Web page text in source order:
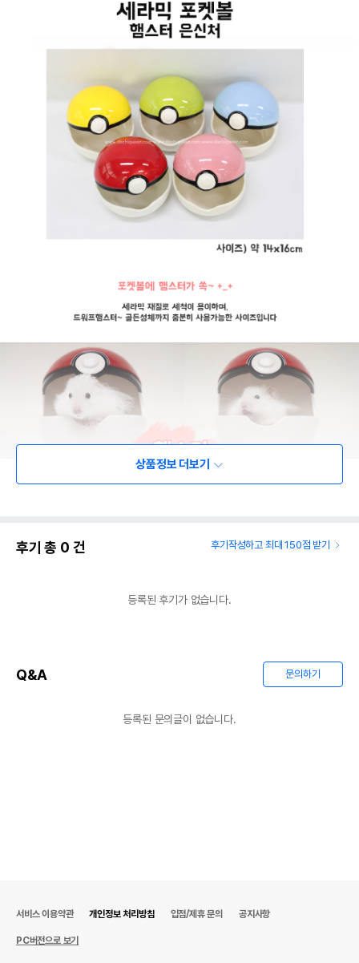
품명 및 모델명 세라믹 포켓볼 햄스터 은신처 - 분홍
상품정보 더보기
후기 총 0 건 후기작성하고 최대 150점 받기
등록된 후기가 없습니다.
Q&A 문의하기
등록된 문의글이 없습니다.
서비스 이용약관 개인정보 처리방침 입점/제휴 문의 공지사항
PC버전으로 보기